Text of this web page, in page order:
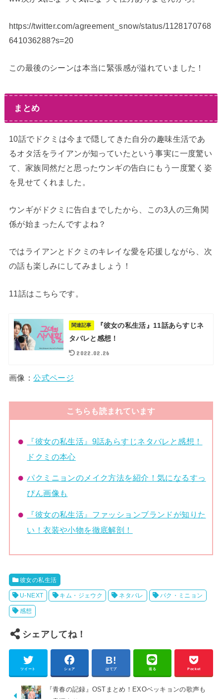
https://twitter.com/agreement_snow/status/1128170768
641036288?s=20
この最後のシーンは本当に緊張感が溢れていました！
まとめ
10話でドクミは今まで隠してきた自分の趣味生活であ
るオタ活をライアンが知っていたという事実に一度驚い
て、家族同然だと思ったウンギの告白にもう一度驚く姿
を見せてくれました。
ウンギがドクミに告白までしたから、この3人の三角関
係が始まったんですよね？
ではライアンとドクミのキレイな愛を応援しながら、次
の話も楽しみにしてみましょう！
11話はこちらです。
関連記事
『彼女の私生活』11話あらすじネ
タバレと感想！
2022.02.26
画像：公式ページ
こちらも読まれています
『彼女の私生活』9話あらすじネタバレと感想！
ドクミの本心
パクミニョンのメイク方法を紹介！気になるすっ
ぴん画像も
『彼女の私生活』ファッションブランドが知りた
い！衣装や小物を徹底解剖！
彼女の私生活
U-NEXT キム・ジェウク ネタバレ パク・ミニョン
感想
シェアしてね！
ツイート シェア はてブ 送る Pocket
『青春の記録』OSTまとめ！EXOベッキョンの歌声も